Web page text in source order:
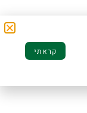
קראתי